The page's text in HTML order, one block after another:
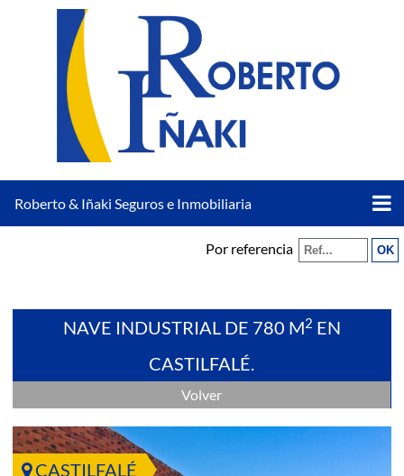
Roberto & Iñaki Seguros e Inmobiliaria
Por referencia
NAVE INDUSTRIAL DE 780 M2 EN
CASTILFALÉ.
Volver
CASTILFALÉ